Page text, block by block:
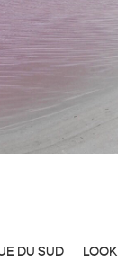
DU SUD LOOK